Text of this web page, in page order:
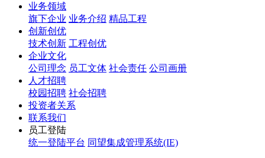
业务领域
旗下企业 业务介绍 精品工程
创新创优
技术创新 工程创优
企业文化
公司理念 员工文体 社会责任 公司画册
人才招聘
校园招聘 社会招聘
投资者关系
联系我们
员工登陆
统一登陆平台 同望集成管理系统(IE)